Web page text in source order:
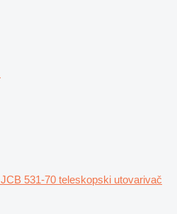
JCB 531-70 teleskopski utovarivač